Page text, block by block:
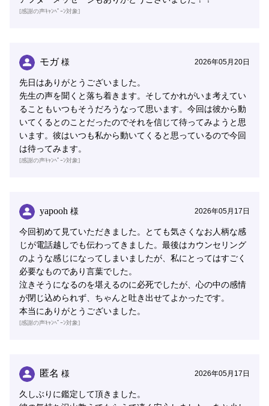
[感謝の声ｷｬﾝﾍﾟｰﾝ対象]
モガ 様 2026年05月20日
先日はありがとうございました。
先生の声を聞くと落ち着きます。そしてかれがいま考えてい
ることもいつもそうだろうなって思います。今回は彼から動
いてくるとのことだったのでそれを信じて待ってみようと思
います。彼はいつも私から動いてくると思っているので今回
は待ってみます。
[感謝の声ｷｬﾝﾍﾟｰﾝ対象]
yapooh 様 2026年05月17日
今回初めて見ていただきました。とても気さくなお人柄な感
じが電話越しでも伝わってきました。最後はカウンセリング
のような感じになってしまいましたが、私にとってはすごく
必要なものであり言葉でした。
泣きそうになるのを堪えるのに必死でしたが、心の中の感情
が閉じ込められず、ちゃんと吐き出せてよかったです。
本当にありがとうございました。
[感謝の声ｷｬﾝﾍﾟｰﾝ対象]
匿名 様 2026年05月17日
久しぶりに鑑定して頂きました。